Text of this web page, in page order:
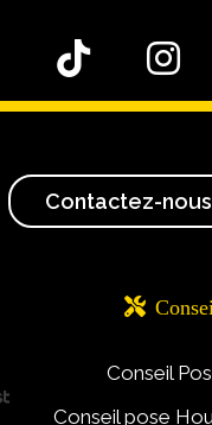
 
Contactez-nous

Conseil
Conseil pose